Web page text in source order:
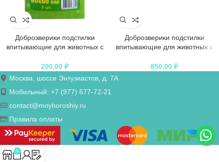
Доброзверики подстилки
впитывающие для животных с
шт. “Сухие лапки”
200,00 ₽
Доброзверики подстилки
впитывающие для животных с
шт. “Сухие лапки”
850,00 ₽
Москва, шоссе Энтузиастов, д. 7А
Мобильный: +7 (977) 677-72-21
contact@moyhoroshiy.ru
Правила оплаты
0